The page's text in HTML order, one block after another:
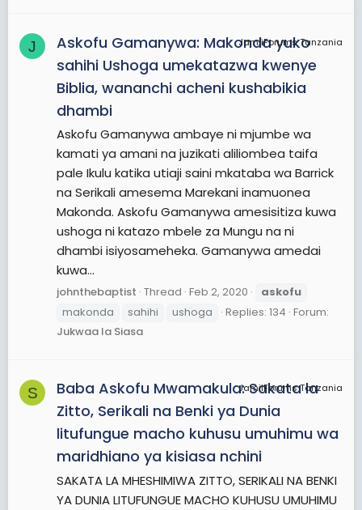
J JamiiForums Tanzania
Askofu Gamanywa: Makonda yuko
sahihi Ushoga umekatazwa kwenye
Biblia, wananchi acheni kushabikia
dhambi
Askofu Gamanywa ambaye ni mjumbe wa
kamati ya amani na juzikati aliliombea taifa
pale Ikulu katika utiaji saini mkataba wa Barrick
na Serikali amesema Marekani inamuonea
Makonda. Askofu Gamanywa amesisitiza kuwa
ushoga ni katazo mbele za Mungu na ni
dhambi isiyosameheka. Gamanywa amedai
kuwa...
johnthebaptist Thread Feb 2, 2020
askofu
makonda
sahihi ushoga Replies: 134 Forum:
Jukwaa la Siasa
S JamiiForums Tanzania
Baba Askofu Mwamakula: Sakata la
Zitto, Serikali na Benki ya Dunia
litufungue macho kuhusu umuhimu wa
maridhiano ya kisiasa nchini
SAKATA LA MHESHIMIWA ZITTO, SERIKALI NA BENKI
YA DUNIA LITUFUNGUE MACHO KUHUSU UMUHIMU